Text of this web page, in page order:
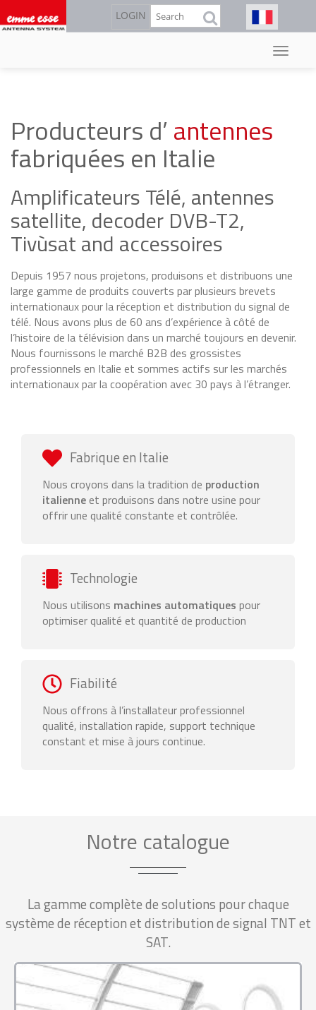
LOGIN Rechercher
Producteurs d’antennes
fabriquées en Italie
Amplificateurs Télé, antennes
satellite, decoder DVB-T2,
Tivùsat and accessoires
Depuis 1957 nous projetons, produisons et distribuons une
large gamme de produits couverts par plusieurs brevets
internationaux pour la réception et distribution du signal de
télé. Nous avons plus de 60 ans d’expérience à côté de
l’histoire de la télévision dans un marché toujours en devenir.
Nous fournissons le marché B2B des grossistes
professionnels en Italie et sommes actifs sur les marchés
internationaux par la coopération avec 30 pays à l’étranger.
Fabrique en Italie
Nous croyons dans la tradition de production
italienneet produisons dans notre usine pour
offrir une qualité constante et contrôlée.
Technologie
Nous utilisons machines automatiques pour
optimiser qualité et quantité de production
Fiabilité
Nous offrons à l’installateur professionnel
qualité, installation rapide, support technique
constant et mise à jours continue.
Notre catalogue
La gamme complète de solutions pour chaque
système de réception et distribution de signal TNT et
SAT.